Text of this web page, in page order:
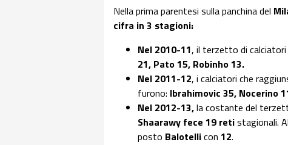
Nella prima parentesi sulla panchina del
cifra in 3 stagioni:
Nel 2010-11, il terzetto di calciatori
21, Pato 15, Robinho 13.
Nel 2011-12, i calciatori che
furono: Ibrahimovic 35, Nocerino
Nel 2012-13,la costante del
Shaarawy fece 19 retistagionali.
posto Balotellicon 12.